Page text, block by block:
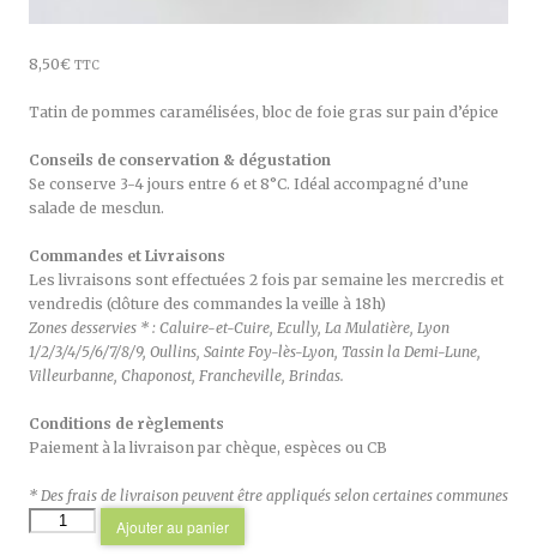
8,50€ TTC
Tatin de pommes caramélisées, bloc de foie gras sur pain d’épice
Conseils de conservation & dégustation
Se conserve 3-4 jours entre 6 et 8°C. Idéal accompagné d’une
salade de mesclun.
Commandes et Livraisons
Les livraisons sont effectuées 2 fois par semaine les mercredis et
vendredis (clôture des commandes la veille à 18h)
Zones desservies * : Caluire-et-Cuire, Ecully, La Mulatière, Lyon
1/2/3/4/5/6/7/8/9, Oullins, Sainte Foy-lès-Lyon, Tassin la Demi-Lune,
Villeurbanne, Chaponost, Francheville, Brindas.
Conditions de règlements
Paiement à la livraison par chèque, espèces ou CB
* Des frais de livraison peuvent être appliqués selon certaines communes
quantité
Ajouter au panier